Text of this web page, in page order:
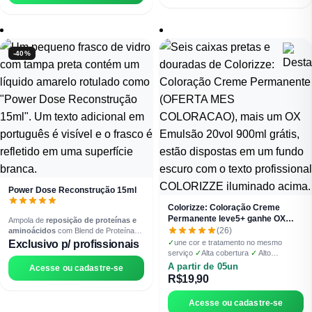
-40%
Power Dose Reconstrução 15ml
Ampola de reposição de proteínas e
aminoácidos com Blend de Proteínas
Vegetais — Trigo e Quinoa hidrolisada.
Restauração imediata para cabelos
quebradiços, fragilizados e elásticos.
Exclusivo p/ profissionais
Acesse ou cadastre-se
Colorizze: Coloração Creme
Permanente leve5+ ganhe OX
Emulsão 20vol 900ml
(26)
✓une cor e tratamento no mesmo
serviço ✓Alta cobertura ✓ Alto
rendimento 1:1,5 e nanotecnologia de
fixação prolongada
cores vibrantes e duradouras
óleos de argan, oliva e macadâmia A
Coloração Permanente Lizzon
A partir de 05un
R$19,90
Acesse ou cadastre-se